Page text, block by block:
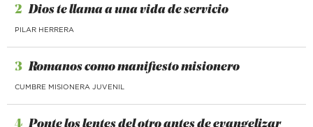
2 Dios te llama a una vida de servicio
PILAR HERRERA
3 Romanos como manifiesto misionero
CUMBRE MISIONERA JUVENIL